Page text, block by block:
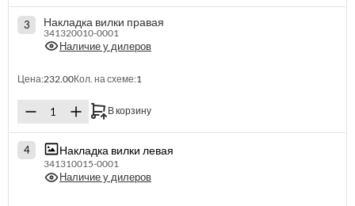
3 Накладка вилки правая
341320010-0001
Наличие у дилеров
Цена:232.00Кол. на схеме:1
В корзину
4 Накладка вилки левая
341310015-0001
Наличие у дилеров